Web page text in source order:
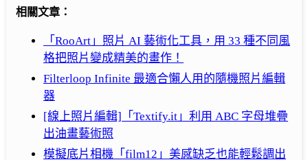
相關文章：
「RooArt」照片 AI 藝術化工具，用 33 種不同風
格把照片變成精美的畫作！
Filterloop Infinite 最適合懶人用的隨機照片編輯
器
[線上照片編輯]「Textify.it」利用 ABC 字母堆疊
出油畫藝術照
模擬底片相機「film12」美感缺乏也能輕鬆調出